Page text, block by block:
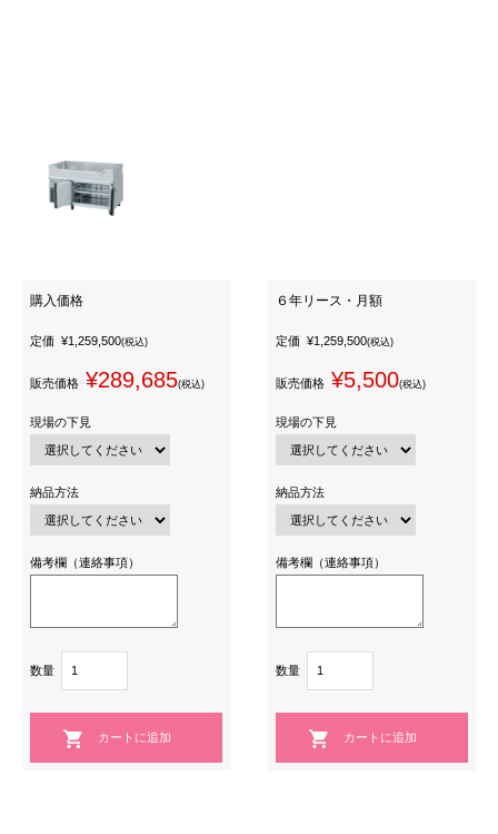
購入価格
定価 ¥1,259,500(税込)
販売価格 ¥289,685(税込)
現場の下見
納品方法
備考欄（連絡事項）
数量
６年リース・月額
定価 ¥1,259,500(税込)
販売価格 ¥5,500(税込)
現場の下見
納品方法
備考欄（連絡事項）
数量